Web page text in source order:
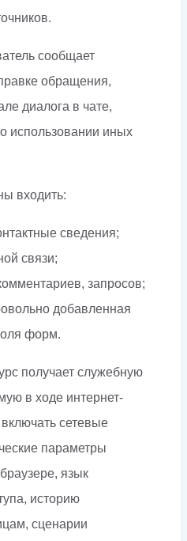
сообщает
обращения,
диалога в чате,
использовании иных
входить:
сведения;
связи;
запросов;
добавленная
форм.
получает служебную
в ходе интернет-
сетевые
параметры
язык
историю
сценарии